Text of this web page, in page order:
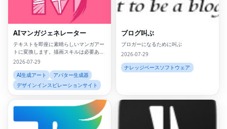
AIマンガジェネレーター
テキストを即座に素晴らしいマンガアー
トに変換します。描画スキルは必要あり
ません。
2026-07-29
AI生成アート
アバター生成器
デザインインスピレーションサイト
ブログ叫ぶ
ブロガーになるために叫ぶ
2026-07-29
ナレッジベースソフトウェア